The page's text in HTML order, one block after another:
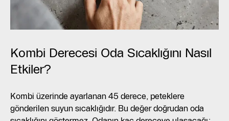
Kombi Derecesi Oda Sıcaklığını Nasıl
Etkiler?
Kombi üzerinde ayarlanan 45 derece, peteklere
gönderilen suyun sıcaklığıdır. Bu değer doğrudan oda